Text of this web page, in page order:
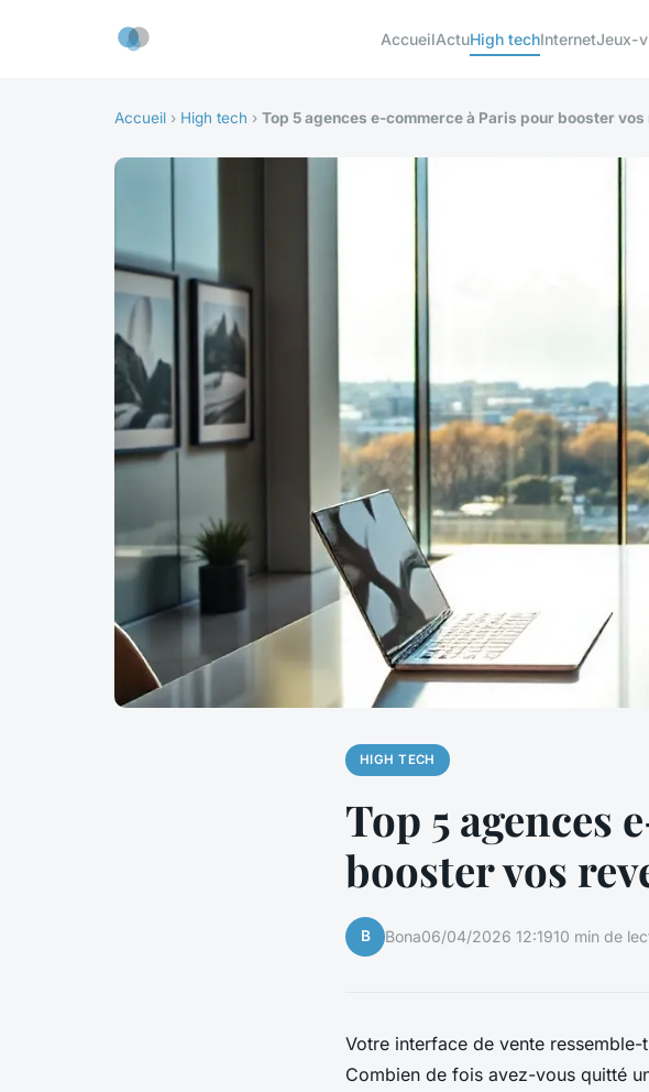
AccueilActuHigh techInternetJeux-
Accueil › High tech › Top 5 agences e-commerce à Paris pour booster vos
HIGH TECH
Top 5 agences
booster vos
B Bona06/04/2026 12:1910 min de
Votre interface de vente
Combien de fois avez-vous quitté